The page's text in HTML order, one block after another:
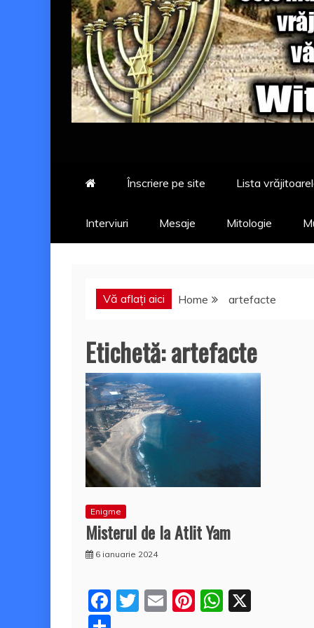
Înscriere pe site Lista
Interviuri Mesaje Mitologie
Vă aflați aici Home artefacte
Etichetă:artefacte
Enigme
Misterul de la Atlit Yam
6 ianuarie 2024
F
T
E
Pi W